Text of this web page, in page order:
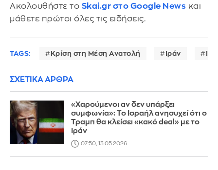
Ακολουθήστε το Skai.gr στο Google News και
μάθετε πρώτοι όλες τις ειδήσεις.
TAGS: Κρίση στη Μέση Ανατολή Ιράν
ΣΧΕΤΙΚΑ ΑΡΘΡΑ
«Χαρούμενοι αν δεν υπάρξει
συμφωνία»: Το Ισραήλ ανησυχεί ότι ο
Τραμπ θα κλείσει «κακό deal» με το
Ιράν
07:50, 13.05.2026